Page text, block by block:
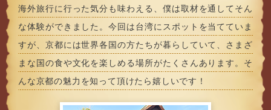
海外旅行に行った気分も味わえる、僕は取材を通してそん
な体験ができました。今回は台湾にスポットを当てていま
すが、京都には世界各国の方たちが暮らしていて、さまざ
まな国の食や文化を楽しめる場所がたくさんあります。そ
んな京都の魅力を知って頂けたら嬉しいです！